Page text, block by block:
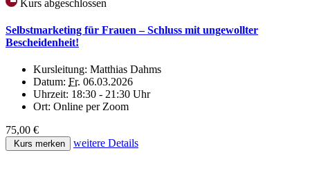
Kurs abgeschlossen
Selbstmarketing für Frauen – Schluss mit ungewollter
Bescheidenheit!
Kursleitung: Matthias Dahms
Datum: Fr. 06.03.2026
Uhrzeit: 18:30 - 21:30 Uhr
Ort: Online per Zoom
75,00 €
Kurs merken weitere Details